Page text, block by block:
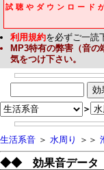
試聴やダウンロード
利用規約を必ずご一読
MP3特有の弊害（音の
気をつけ下さい。
＞
生活系音 ＞ 水周り ＞＞
◆◆ 効果音デー